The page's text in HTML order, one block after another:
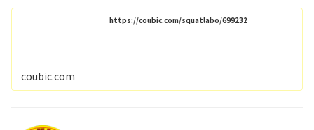
https://coubic.com/squatlabo/699232
coubic.com